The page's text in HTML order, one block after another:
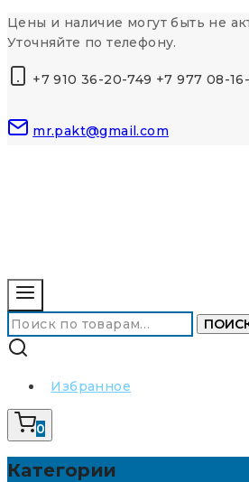
Перейти
к
Цены и наличие могут быть не
Уточняйте по телефону.
+7 910 36-20-749 +7 977 08-
mr.pakt@gmail.com
Искать:
Избранное
0
Категории